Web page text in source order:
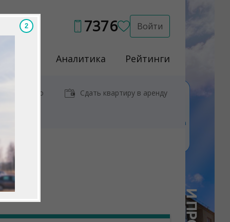
7376 Войти
Аналитика Рейтинги
у метро Сдать квартиру в аренду